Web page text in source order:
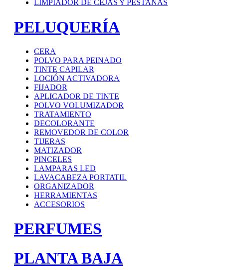
LIMPIADOR DE CEJAS Y PESTAÑAS
PELUQUERÍA
CERA
POLVO PARA PEINADO
TINTE CAPILAR
LOCIÓN ACTIVADORA
FIJADOR
APLICADOR DE TINTE
POLVO VOLUMIZADOR
TRATAMIENTO
DECOLORANTE
REMOVEDOR DE COLOR
TIJERAS
MATIZADOR
PINCELES
LAMPARAS LED
LAVACABEZA PORTATIL
ORGANIZADOR
HERRAMIENTAS
ACCESORIOS
PERFUMES
PLANTA BAJA